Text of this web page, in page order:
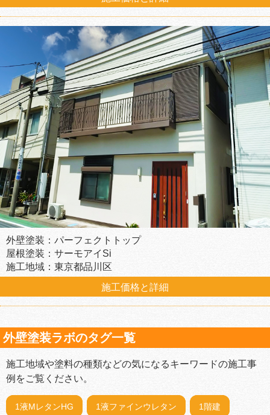
外壁塗装：パーフェクトトップ
屋根塗装：サーモアイSi
施工地域：東京都品川区
施工価格と詳細
外壁塗装ラボのタグ一覧
施工地域や塗料の種類などの気になるキーワードの施工事
例をご覧ください。
1液MレタンHG 1液ファインウレタン 1階建